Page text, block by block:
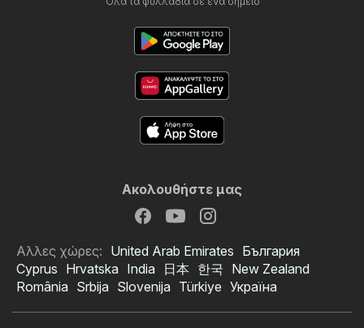
Ακολουθήστε μας
Αλλες χώρες: United Arab Emirates България
Cyprus Hrvatska India 日本 한국 New Zealand
România Srbija Slovenija Türkiye Україна